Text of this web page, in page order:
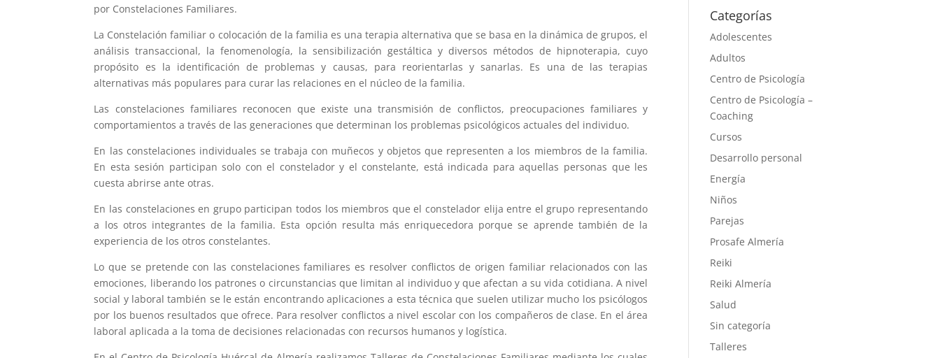
por Constelaciones Familiares.
La Constelación familiar o colocación de la familia es una terapia alternativa que se basa en la dinámica de grupos, el
análisis transaccional, la fenomenología, la sensibilización gestáltica y diversos métodos de hipnoterapia, cuyo
propósito es la identificación de problemas y causas, para reorientarlas y sanarlas. Es una de las terapias
alternativas más populares para curar las relaciones en el núcleo de la familia.
Las constelaciones familiares reconocen que existe una transmisión de conflictos, preocupaciones familiares y
comportamientos a través de las generaciones que determinan los problemas psicológicos actuales del individuo.
En las constelaciones individuales se trabaja con muñecos y objetos que representen a los miembros de la familia.
En esta sesión participan solo con el constelador y el constelante, está indicada para aquellas personas que les
cuesta abrirse ante otras.
En las constelaciones en grupo participan todos los miembros que el constelador elija entre el grupo representando
a los otros integrantes de la familia. Esta opción resulta más enriquecedora porque se aprende también de la
experiencia de los otros constelantes.
Lo que se pretende con las constelaciones familiares es resolver conflictos de origen familiar relacionados con las
emociones, liberando los patrones o circunstancias que limitan al individuo y que afectan a su vida cotidiana. A nivel
social y laboral también se le están encontrando aplicaciones a esta técnica que suelen utilizar mucho los psicólogos
por los buenos resultados que ofrece. Para resolver conflictos a nivel escolar con los compañeros de clase. En el área
laboral aplicada a la toma de decisiones relacionadas con recursos humanos y logística.
Categorías
Adolescentes
Adultos
Centro de Psicología
Centro de Psicología –
Coaching
Cursos
Desarrollo personal
Energía
Niños
Parejas
Prosafe Almería
Reiki
Reiki Almería
Salud
Sin categoría
Talleres